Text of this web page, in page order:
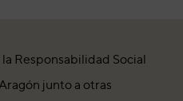
Responsabilidad Social
junto a otras